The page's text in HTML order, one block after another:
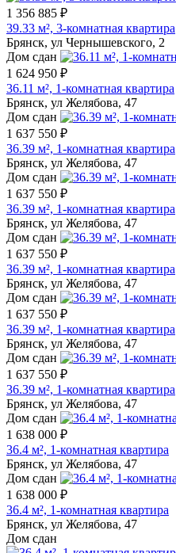
1 356 885 ₽
39.33 м², 3-комнатная квартира
Брянск, ул Чернышевского, 2
Дом сдан
1 624 950 ₽
36.11 м², 1-комнатная квартира
Брянск, ул Желябова, 47
Дом сдан
1 637 550 ₽
36.39 м², 1-комнатная квартира
Брянск, ул Желябова, 47
Дом сдан
1 637 550 ₽
36.39 м², 1-комнатная квартира
Брянск, ул Желябова, 47
Дом сдан
1 637 550 ₽
36.39 м², 1-комнатная квартира
Брянск, ул Желябова, 47
Дом сдан
1 637 550 ₽
36.39 м², 1-комнатная квартира
Брянск, ул Желябова, 47
Дом сдан
1 637 550 ₽
36.39 м², 1-комнатная квартира
Брянск, ул Желябова, 47
Дом сдан
1 638 000 ₽
36.4 м², 1-комнатная квартира
Брянск, ул Желябова, 47
Дом сдан
1 638 000 ₽
36.4 м², 1-комнатная квартира
Брянск, ул Желябова, 47
Дом сдан